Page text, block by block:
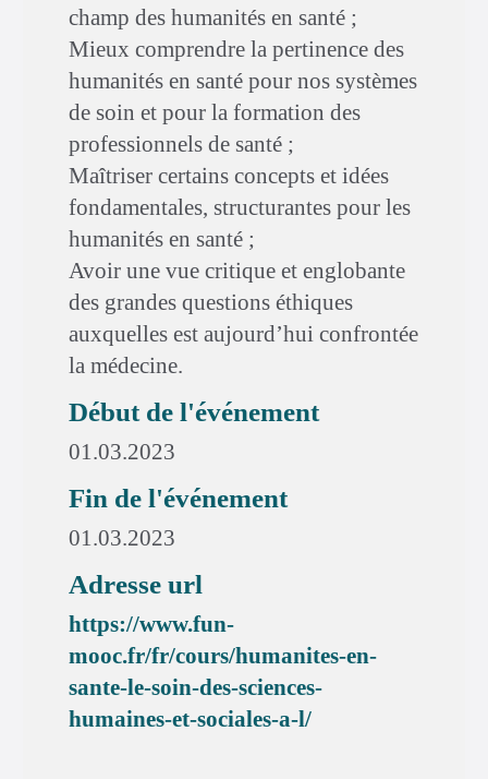
champ des humanités en santé ;
Mieux comprendre la pertinence des
humanités en santé pour nos systèmes
de soin et pour la formation des
professionnels de santé ;
Maîtriser certains concepts et idées
fondamentales, structurantes pour les
humanités en santé ;
Avoir une vue critique et englobante
des grandes questions éthiques
auxquelles est aujourd’hui confrontée
la médecine.
Début de l'événement
01.03.2023
Fin de l'événement
01.03.2023
Adresse url
https://www.fun-
mooc.fr/fr/cours/humanites-en-
sante-le-soin-des-sciences-
humaines-et-sociales-a-l/